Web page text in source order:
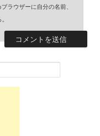
ラウザーに自分の名前、